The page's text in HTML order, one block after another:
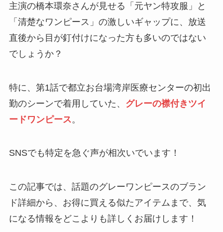
主演の橋本環奈さんが見せる「元ヤン特攻服」と
「清楚なワンピース」の激しいギャップに、放送
直後から目が釘付けになった方も多いのではない
でしょうか？
特に、第1話で都立お台場湾岸医療センターの初出
勤のシーンで着用していた、 グレーの襟付きツイ
ードワンピース 。
SNSでも特定を急ぐ声が相次いでいます！
この記事では、話題のグレーワンピースのブラン
ド詳細から、お得に買える似たアイテムまで、気
になる情報をどこよりも詳しくお届けします！